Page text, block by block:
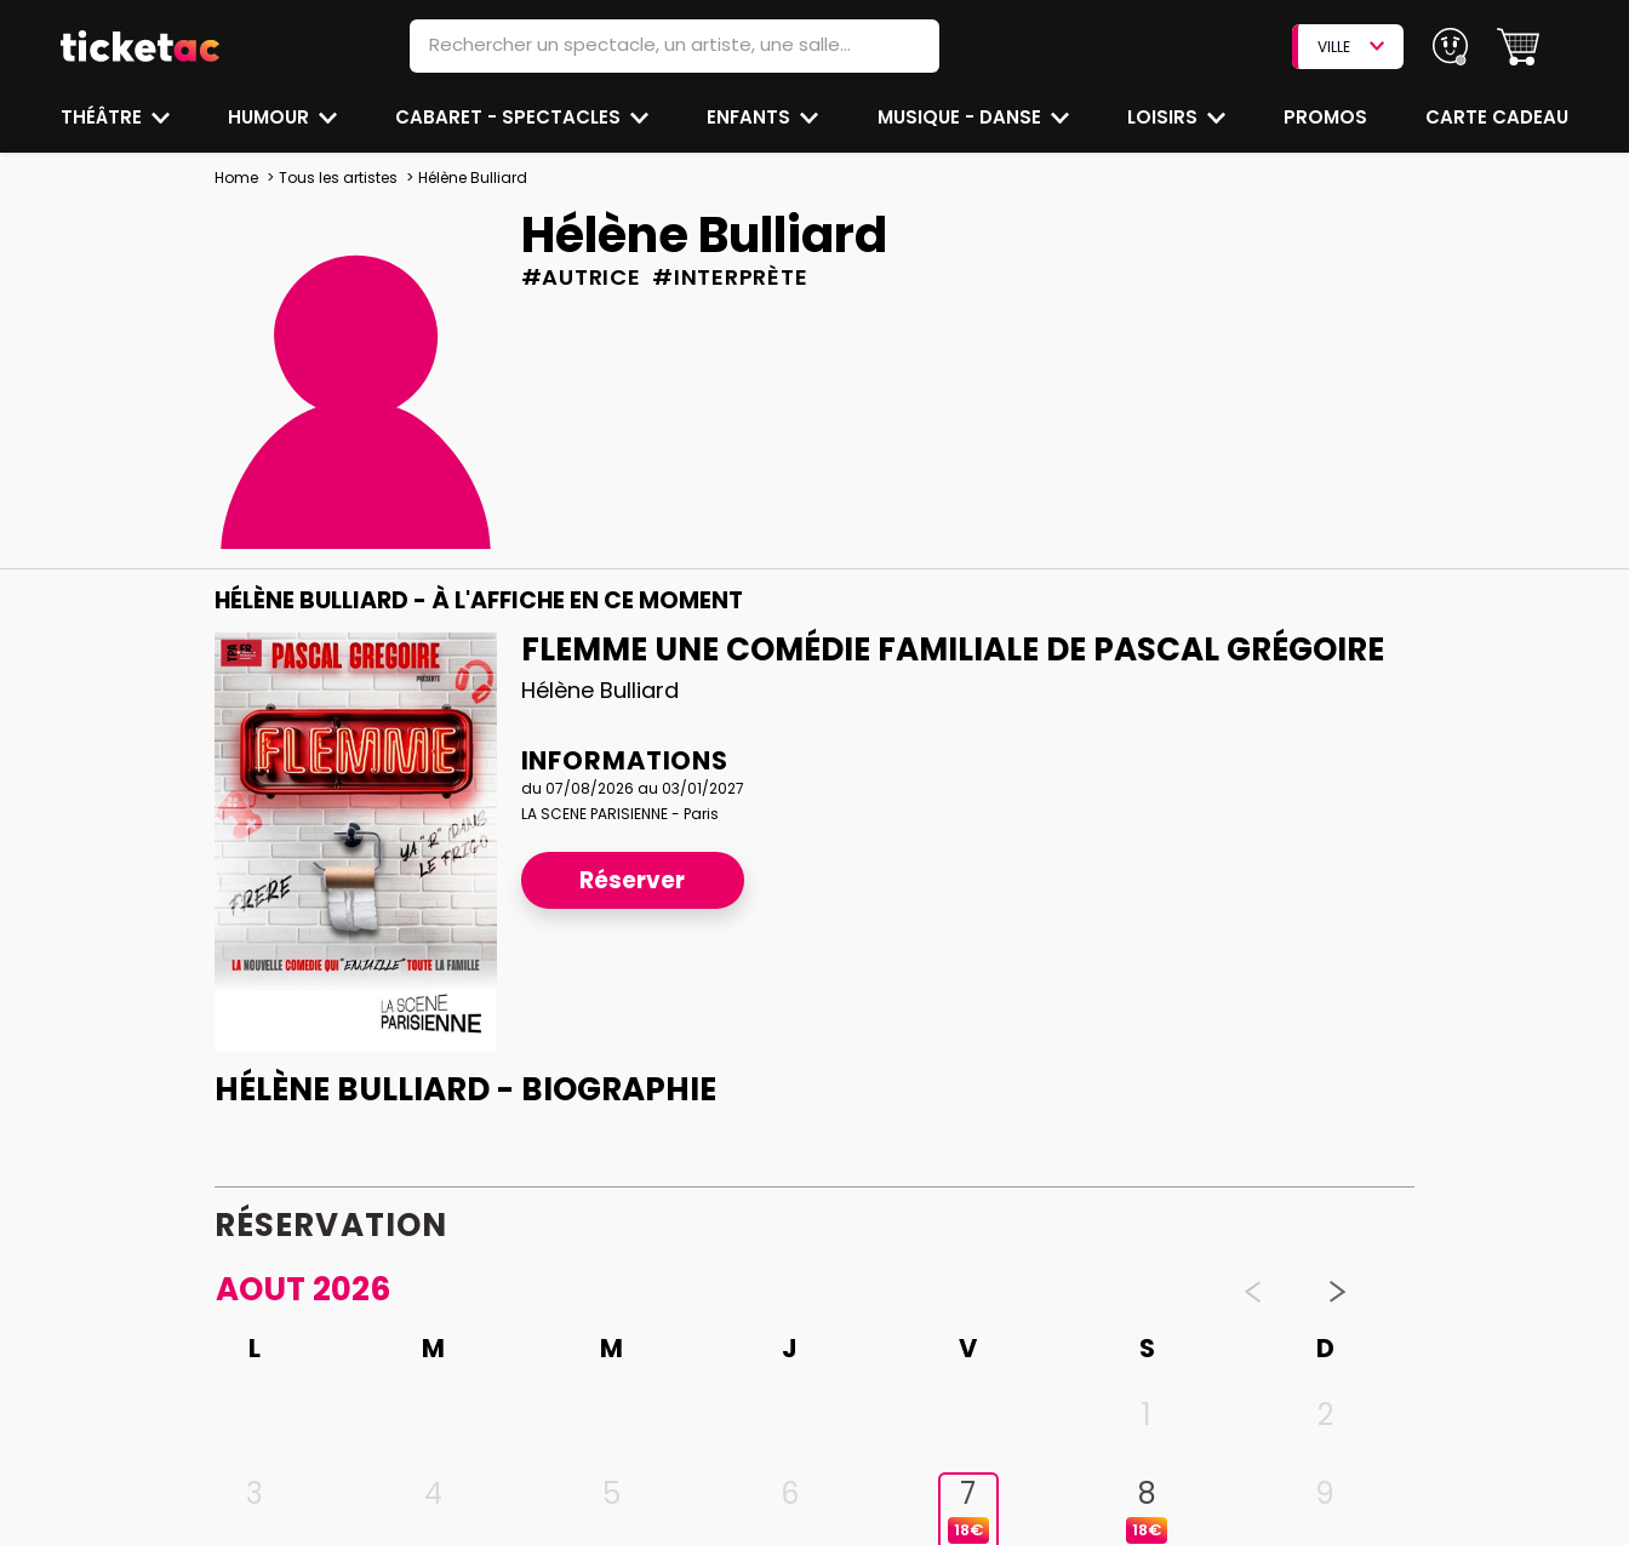
VILLE
THÉÂTRE HUMOUR CABARET - SPECTACLES ENFANTS MUSIQUE - DANSE LOISIRS PROMOS CARTE CADEAU
Home Tous les artistes Hélène Bulliard
Hélène Bulliard
#AUTRICE #INTERPRÈTE
HÉLÈNE BULLIARD - À L'AFFICHE EN CE MOMENT
FLEMME UNE COMÉDIE FAMILIALE DE PASCAL GRÉGOIRE
Hélène Bulliard
INFORMATIONS
du 07/08/2026 au 03/01/2027
LA SCENE PARISIENNE - Paris
Réserver
HÉLÈNE BULLIARD - BIOGRAPHIE
RÉSERVATION
AOUT 2026
L M M J V S D
1
2
3
4 5 6 7
18€
8
18€
9